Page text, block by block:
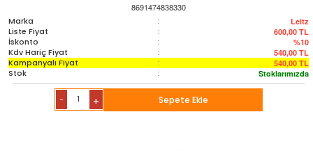
8691474838330
Marka
: Leitz
Liste Fiyat : 600,00 TL
İskonto : %10
Kdv Hariç Fiyat : 540,00 TL
Kampanyalı Fiyat : 540,00 TL
Stok : Stoklarımızda
- + Sepete Ekle